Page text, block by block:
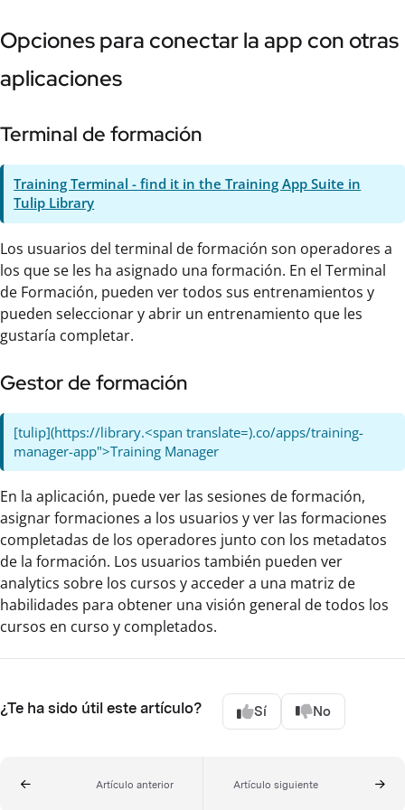
Opciones para conectar la app con otras
aplicaciones
Terminal de formación
Training Terminal - find it in the Training App Suite in
Tulip Library
Los usuarios del terminal de formación son operadores a
los que se les ha asignado una formación. En el Terminal
de Formación, pueden ver todos sus entrenamientos y
pueden seleccionar y abrir un entrenamiento que les
gustaría completar.
Gestor de formación
[tulip](https://library.<span translate=).co/apps/training-
manager-app">Training Manager
En la aplicación, puede ver las sesiones de formación,
asignar formaciones a los usuarios y ver las formaciones
completadas de los operadores junto con los metadatos
de la formación. Los usuarios también pueden ver
analytics sobre los cursos y acceder a una matriz de
habilidades para obtener una visión general de todos los
cursos en curso y completados.
¿Te ha sido útil este artículo? Sí No
Artículo anterior Artículo siguiente